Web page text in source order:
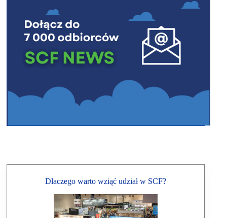
Dlaczego warto wziąć udział w SCF?